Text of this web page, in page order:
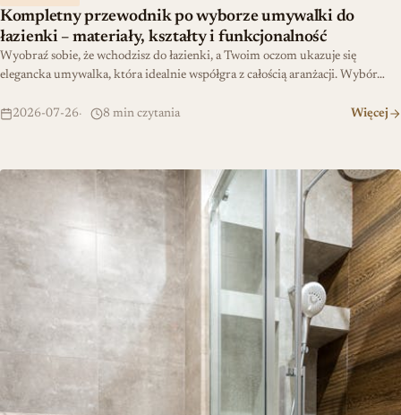
Kompletny przewodnik po wyborze umywalki do
łazienki – materiały, kształty i funkcjonalność
Wyobraź sobie, że wchodzisz do łazienki, a Twoim oczom ukazuje się
elegancka umywalka, która idealnie współgra z całością aranżacji. Wybór…
2026-07-26 8 min czytania Więcej
Łazienka 3m2 – jak zmieścić wszystko co potrzebne